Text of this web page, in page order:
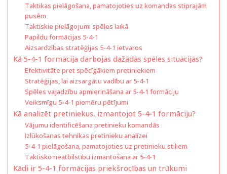
Taktikas pielāgošana, pamatojoties uz komandas stiprajām
pusēm
Taktiskie pielāgojumi spēles laikā
Papildu formācijas 5-4-1
Aizsardzības stratēģijas 5-4-1 ietvaros
Kā 5-4-1 formācija darbojas dažādās spēles situācijās?
Efektivitāte pret spēcīgākiem pretiniekiem
Stratēģijas, lai aizsargātu vadību ar 5-4-1
Spēles vajadzību apmierināšana ar 5-4-1 formāciju
Veiksmīgu 5-4-1 piemēru pētījumi
Kā analizēt pretiniekus, izmantojot 5-4-1 formāciju?
Vājumu identificēšana pretinieku komandās
Izlūkošanas tehnikas pretinieku analīzei
5-4-1 pielāgošana, pamatojoties uz pretinieku stiliem
Taktisko neatbilstību izmantošana ar 5-4-1
Kādi ir 5-4-1 formācijas priekšrocības un trūkumi